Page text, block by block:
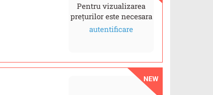
Pentru vizualizarea
prețurilor este necesara
autentificare
NEW